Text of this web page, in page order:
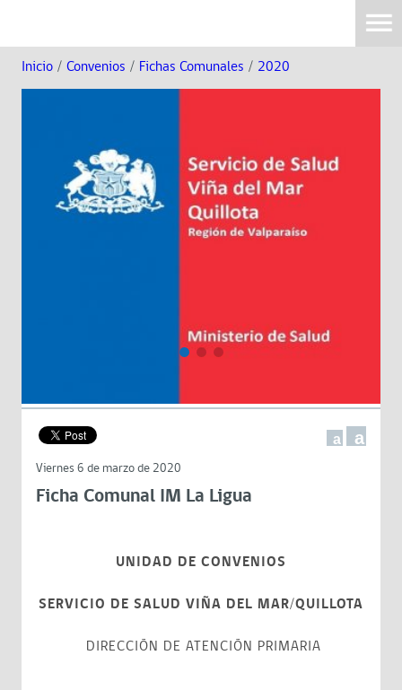
Inicio / Convenios / Fichas Comunales / 2020
a a
Viernes 6 de marzo de 2020
Ficha Comunal IM La Ligua
UNIDAD DE CONVENIOS
SERVICIO DE SALUD VIÑA DEL MAR/QUILLOTA
DIRECCIÓN DE ATENCIÓN PRIMARIA